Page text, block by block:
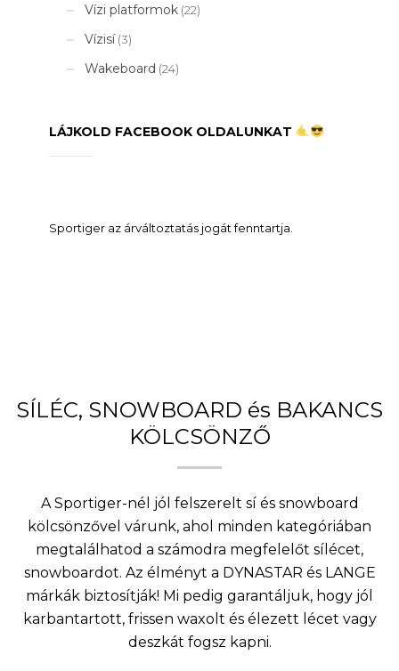
Vízi platformok (22)
Vízisí (3)
Wakeboard (24)
LÁJKOLD FACEBOOK OLDALUNKAT
Sportiger az árváltoztatás jogát fenntartja.
SÍLÉC, SNOWBOARD és BAKANCS
KÖLCSÖNZŐ
A Sportiger-nél jól felszerelt sí és snowboard
kölcsönzővel várunk, ahol minden kategóriában
megtalálhatod a számodra megfelelőt sílécet,
snowboardot. Az élményt a DYNASTAR és LANGE
márkák biztosítják! Mi pedig garantáljuk, hogy jól
karbantartott, frissen waxolt és élezett lécet vagy
deszkát fogsz kapni.